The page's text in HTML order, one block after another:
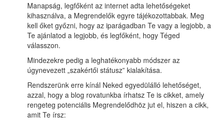
Manapság, legfőként az internet adta lehetőségeket
kihasználva, a Megrendelők egyre tájékozottabbak. Meg
kell őket győzni, hogy az iparágadban Te vagy a legjobb, a
Te ajánlatod a legjobb, és legfőként, hogy Téged
válasszon.
Mindezekre pedig a leghatékonyabb módszer az
úgynevezett „szakértői státusz” kialakítása.
Rendszerünk erre kínál Neked egyedülálló lehetőséget,
azzal, hogy a blog rovatunkba írhatsz Te is cikket, amely
rengeteg potenciális Megrendelődhöz jut el, hiszen a cikk,
amit Te írsz: